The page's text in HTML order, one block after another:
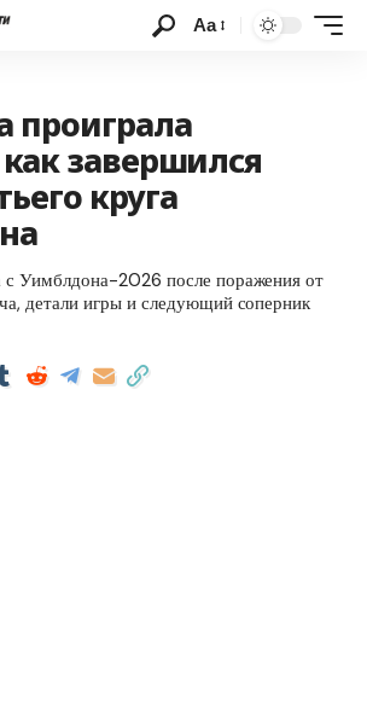
Аа
проиграла
завершился
круга
с Уимблдона-2026 после поражения от
детали игры и следующий соперник